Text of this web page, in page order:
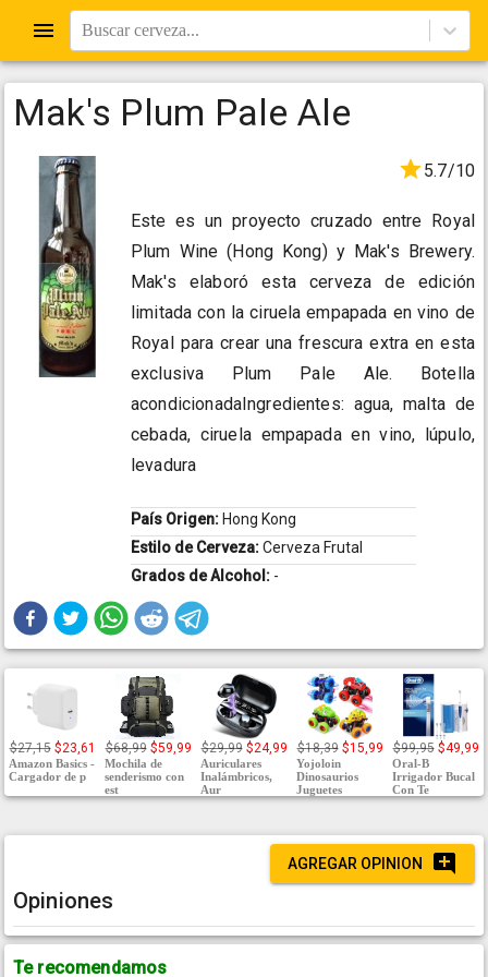
Buscar cerveza...
Mak's Plum Pale Ale
5.7/10
Este es un proyecto cruzado entre Royal
Plum Wine (Hong Kong) y Mak's Brewery.
Mak's elaboró esta cerveza de edición
limitada con la ciruela empapada en vino de
Royal para crear una frescura extra en esta
exclusiva Plum Pale Ale. Botella
acondicionadaIngredientes: agua, malta de
cebada, ciruela empapada en vino, lúpulo,
levadura
País Origen: Hong Kong
Estilo de Cerveza:Cerveza Frutal
Grados de Alcohol: -
$27,15 $23,61
Amazon Basics -
Cargador de p
$68,99 $59,99
Mochila de
senderismo con
est
$29,99 $24,99
Auriculares
Inalámbricos,
Aur
$18,39 $15,99
Yojoloin
Dinosaurios
Juguetes
$99,95 $49,99
Oral-B
Irrigador Bucal
Con Te
AGREGAR OPINION
Opiniones
Te recomendamos